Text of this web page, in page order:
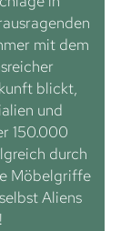
mit dem
blickt,
und
150.000
durch
Möbelgriffe
Aliens